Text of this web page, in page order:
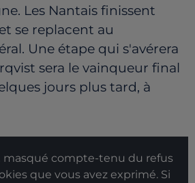
Les Nantais finissent
se replacent au
Une étape qui s'avérera
sera le vainqueur final
jours plus tard, à
masqué compte-tenu du refus
que vous avez exprimé. Si